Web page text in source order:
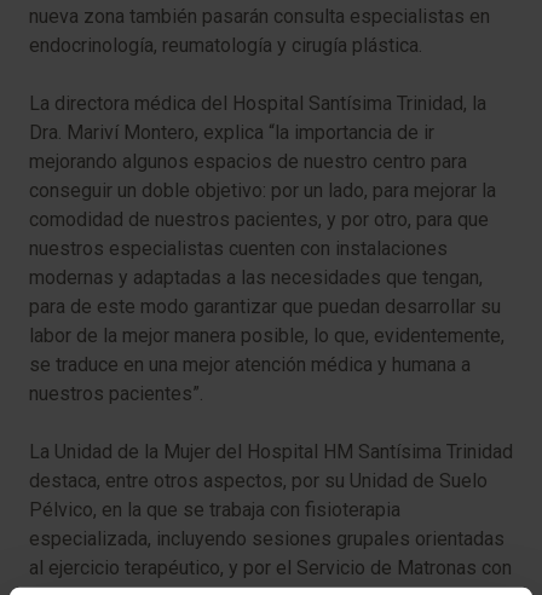
nueva zona también pasarán consulta especialistas en
endocrinología, reumatología y cirugía plástica.
La directora médica del Hospital Santísima Trinidad, la
Dra. Mariví Montero, explica “la importancia de ir
mejorando algunos espacios de nuestro centro para
conseguir un doble objetivo: por un lado, para mejorar la
comodidad de nuestros pacientes, y por otro, para que
nuestros especialistas cuenten con instalaciones
modernas y adaptadas a las necesidades que tengan,
para de este modo garantizar que puedan desarrollar su
labor de la mejor manera posible, lo que, evidentemente,
se traduce en una mejor atención médica y humana a
nuestros pacientes”.
La Unidad de la Mujer del Hospital HM Santísima Trinidad
destaca, entre otros aspectos, por su Unidad de Suelo
Pélvico, en la que se trabaja con fisioterapia
especializada, incluyendo sesiones grupales orientadas
al ejercicio terapéutico, y por el Servicio de Matronas con